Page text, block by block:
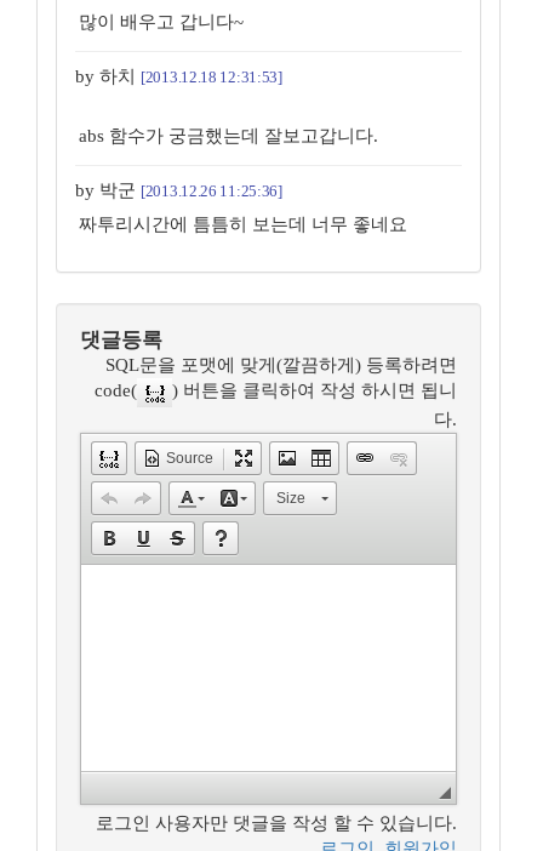
많이 배우고 갑니다~
by 하치 [2013.12.18 12:31:53]
abs 함수가 궁금했는데 잘보고갑니다.
by 박군 [2013.12.26 11:25:36]
짜투리시간에 틈틈히 보는데 너무 좋네요
댓글등록
SQL문을 포맷에 맞게(깔끔하게) 등록하려면
code(
) 버튼을 클릭하여 작성 하시면 됩니
다.
Source
Size
로그인 사용자만 댓글을 작성 할 수 있습니다.